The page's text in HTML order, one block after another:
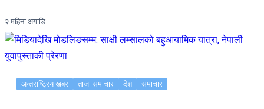
२ महिना अगाडि
अन्तराष्ट्रिय खबर ताजा समाचार देश समाचार